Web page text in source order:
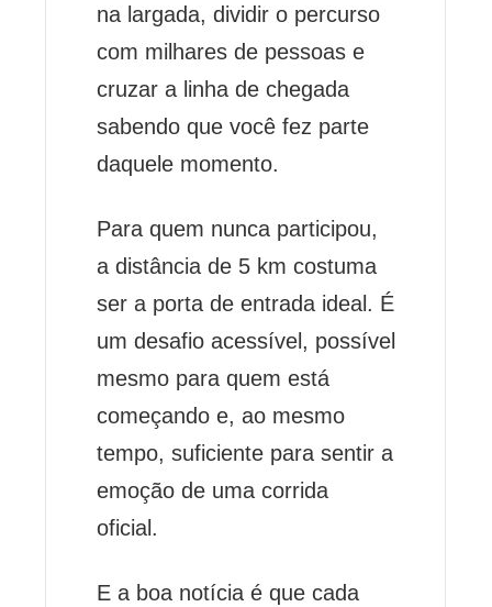
na largada, dividir o percurso
com milhares de pessoas e
cruzar a linha de chegada
sabendo que você fez parte
daquele momento.
Para quem nunca participou,
a distância de 5 km costuma
ser a porta de entrada ideal. É
um desafio acessível, possível
mesmo para quem está
começando e, ao mesmo
tempo, suficiente para sentir a
emoção de uma corrida
oficial.
E a boa notícia é que cada